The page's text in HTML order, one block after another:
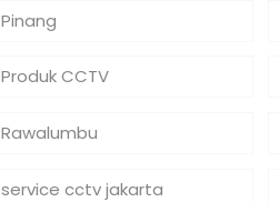
Pinang
Produk CCTV
Rawalumbu
service cctv jakarta